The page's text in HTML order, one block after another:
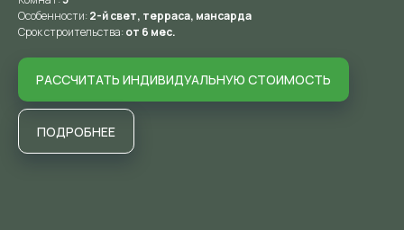
Особенности:2-й свет, терраса, мансарда
Срок строительства:от 6 мес.
РАССЧИТАТЬ ИНДИВИДУАЛЬНУЮ СТОИМОСТЬ
ПОДРОБНЕЕ